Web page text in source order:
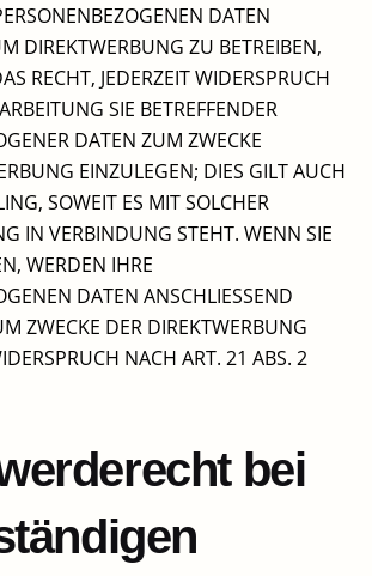
DATEN
DIREKTWERBUNG ZU BETREIBEN,
RECHT, JEDERZEIT WIDERSPRUCH
SIE BETREFFENDER
DATEN ZUM ZWECKE
EINZULEGEN; DIES GILT AUCH
SOWEIT ES MIT SOLCHER
IN VERBINDUNG STEHT. WENN SIE
WERDEN IHRE
DATEN ANSCHLIESSEND
ZWECKE DER DIREKTWERBUNG
NACH ART. 21 ABS. 2
bei